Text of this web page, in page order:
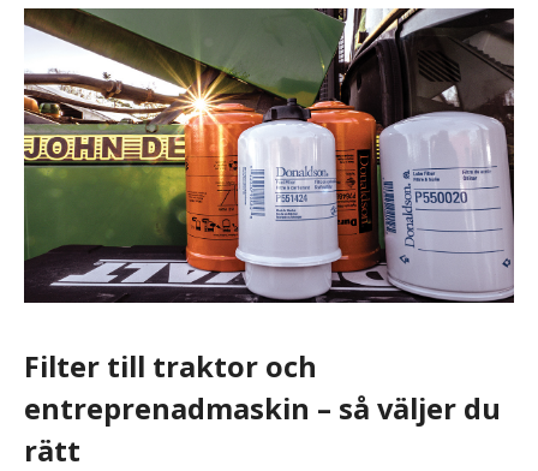
Filter till traktor och
entreprenadmaskin – så väljer du
rätt